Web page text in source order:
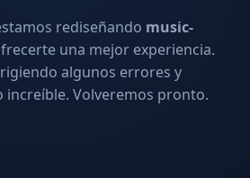
rediseñando music-
una mejor experiencia.
algunos errores y
increíble. Volveremos pronto.